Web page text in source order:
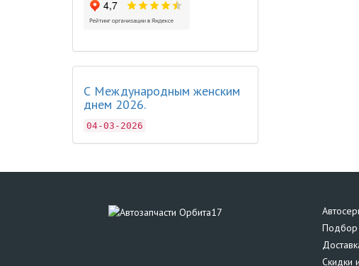
С Международным женским
днем 2026.
04-03-2026
Подбор
Скидки